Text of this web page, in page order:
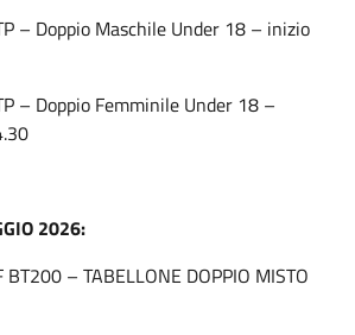
– Doppio Maschile Under 18 – inizio
– Doppio Femminile Under 18 –
2026:
BT200 – TABELLONE DOPPIO MISTO